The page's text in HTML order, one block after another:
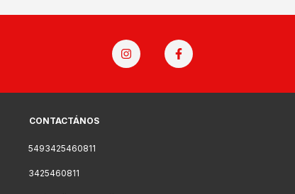
CONTACTÁNOS
5493425460811
3425460811